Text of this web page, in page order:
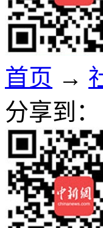
首页 →
分享到：